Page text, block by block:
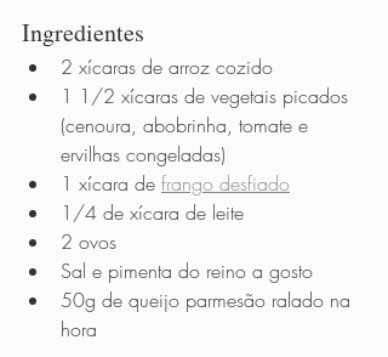
Ingredientes
2 xícaras de arroz cozido
1 1/2 xícaras de vegetais picados
(cenoura, abobrinha, tomate e
ervilhas congeladas)
1 xícara de frango desfiado
1/4 de xícara de leite
2 ovos
Sal e pimenta do reino a gosto
50g de queijo parmesão ralado na
hora